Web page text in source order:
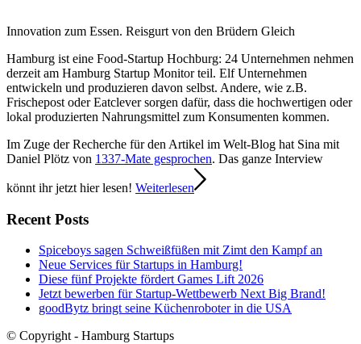
Innovation zum Essen. Reisgurt von den Brüdern Gleich
Hamburg ist eine Food-Startup Hochburg: 24 Unternehmen nehmen
derzeit am Hamburg Startup Monitor teil. Elf Unternehmen
entwickeln und produzieren davon selbst. Andere, wie z.B.
Frischepost oder Eatclever sorgen dafür, dass die hochwertigen oder
lokal produzierten Nahrungsmittel zum Konsumenten kommen.
Im Zuge der Recherche für den Artikel im Welt-Blog hat Sina mit
Daniel Plötz von 1337-Mate gesprochen. Das ganze Interview
könnt ihr jetzt hier lesen! Weiterlesen
Recent Posts
Spiceboys sagen Schweißfüßen mit Zimt den Kampf an
Neue Services für Startups in Hamburg!
Diese fünf Projekte fördert Games Lift 2026
Jetzt bewerben für Startup-Wettbewerb Next Big Brand!
goodBytz bringt seine Küchenroboter in die USA
© Copyright - Hamburg Startups